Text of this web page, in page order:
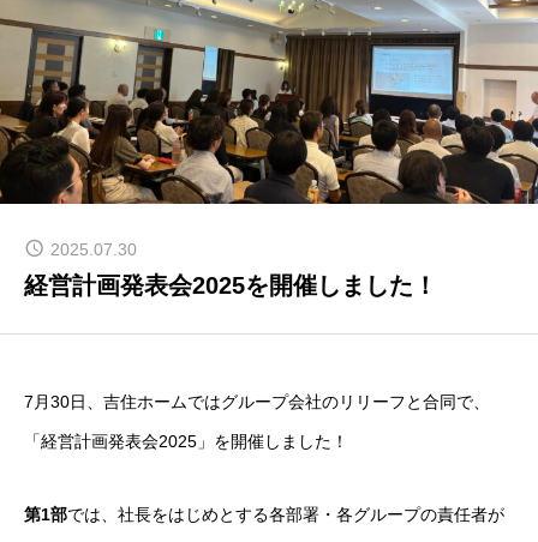
株式会社吉住ホームについて
RELIEF
株式会社リリーフについて
STAFF
吉住ホームグループで働く仲間たち
INTERVIEW
「笑顔」にするための取り組み
2025.07.30
経営計画発表会2025を開催しました！
7月30日、吉住ホームではグループ会社のリリーフと合同で、
「経営計画発表会2025」を開催しました！
第1部では、社長をはじめとする各部署・各グループの責任者が